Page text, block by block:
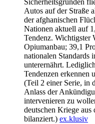
Sicherheitsgründen
Autos auf der Straße
der afghanischen
Nationen aktuell auf
Tendenz. Wichtigster
Opiumanbau; 39,1
nationalen Standards
unterernährt.
Tendenzen erkennen
(Teil 2 einer Serie, in
Anlass der
intervenieren zu
deutschen Kriege aus
bilanziert.) ex.klusiv